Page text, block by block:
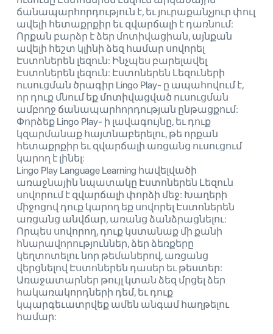
ճանապարհորդություն է, եւ յուրաքանչյուր փուլ
ավելի հետաքրքիր եւ զվարճալի է դառնում:
Որքան բարձր է ձեր մոտիվացիան, այնքան
ավելի հեշտ կլինի ձեզ համար սովորել
Էստոներեն լեզուն: Ինչպես բարելավել
Էստոներեն լեզուն: Էստոներեն Լեզուների
ուսուցման ծրագիր Lingo Play- ը ապահովում է,
որ դուք մնում եք մոտիվացված ուսուցման
ամբողջ ճանապարհորդության ընթացքում:
Փորձեք Lingo Play- ի լավագույնը, եւ դուք
կզարմանաք հայտնաբերելու, թե որքան
հետաքրքիր եւ զվարճալի առցանց ուսուցում
կարող է լինել:
Lingo Play Language Learning հավելվածի
առաջնային նպատակը Էստոներեն Լեզուն
սովորում է զվարճալի փորձի մեջ: Խաղերի
միջոցով դուք կարող եք սովորել Էստոներեն
առցանց անվճար, առանց ձանձրացնելու:
Որպես սովորող, դուք կստանաք մի քանի
հնարավորություններ, ձեր ձեռքերը
կեղտոտելու նոր թեմաներով, առցանց
վերցնելով Էստոներեն դասեր եւ թեստեր:
Առաջատարներ թույլ կտան ձեզ մրցել ձեր
հակառակորդների դեմ, եւ դուք
կպարգեւատրվեք ամեն անգամ հաղթելու
համար: